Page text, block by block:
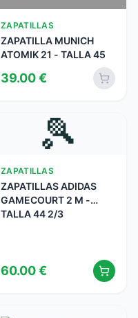
ZAPATILLAS
ZAPATILLA MUNICH
ATOMIK 21 - TALLA 45
39.00€
🎾
ZAPATILLAS
ZAPATILLAS ADIDAS
GAMECOURT 2 M -
TALLA 44 2/3
60.00€